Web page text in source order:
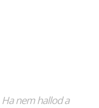
Ha nem hallod a